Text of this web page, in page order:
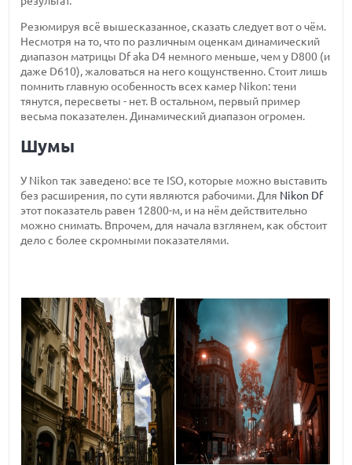
Резюмируя всё вышесказанное, сказать следует вот о чём.
Несмотря на то, что по различным оценкам динамический
диапазон матрицы Df aka D4 немного меньше, чем у D800 (и
даже D610), жаловаться на него кощунственно. Стоит лишь
помнить главную особенность всех камер Nikon: тени
тянутся, пересветы - нет. В остальном, первый пример
весьма показателен. Динамический диапазон огромен.
Шумы
У Nikon так заведено: все те ISO, которые можно выставить
без расширения, по сути являются рабочими. Для Nikon Df
этот показатель равен 12800-м, и на нём действительно
можно снимать. Впрочем, для начала взглянем, как обстоит
дело с более скромными показателями.